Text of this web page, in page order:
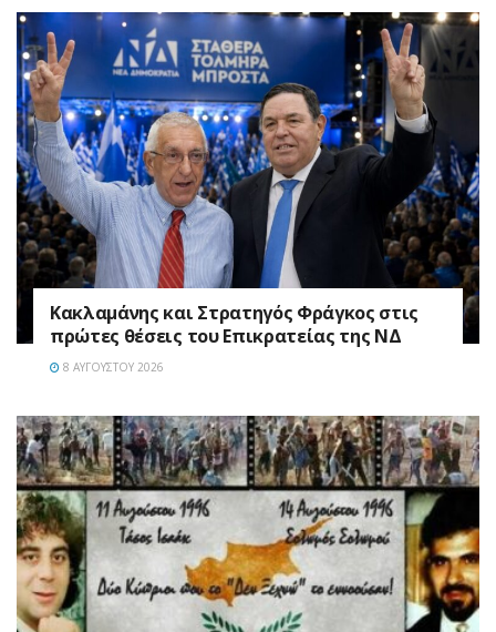
Κακλαμάνης και Στρατηγός Φράγκος στις
πρώτες θέσεις του Επικρατείας της ΝΔ
8 ΑΥΓΟΎΣΤΟΥ 2026